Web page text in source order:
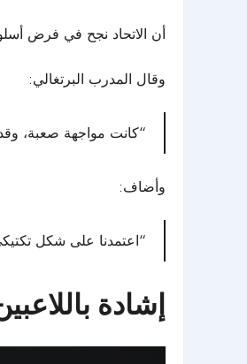
أن الاتحاد نجح في فرض
وقال المدرب البرتغالي:
“كانت مواجهة صعبة،
وأضاف:
“اعتمدنا على شكل
إشادة